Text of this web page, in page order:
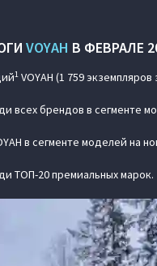
VOYAH В ФЕВРАЛЕ
1 VOYAH (1 759 экземпляров
всех брендов в сегменте
в сегменте моделей на
ТОП-20 премиальных марок.